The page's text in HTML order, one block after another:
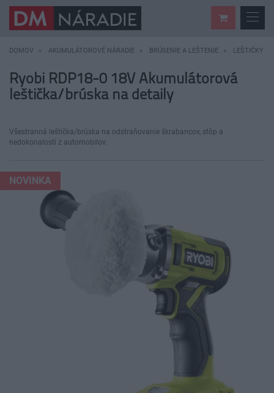
DOMOV AKUMULÁTOROVÉ NÁRADIE BRÚSENIE A LEŠTENIE LEŠTIČKY
Ryobi RDP18-0 18V Akumulátorová
leštička/brúska na detaily
Všestranná leštička/brúska na odstraňovanie škrabancov, stôp a
nedokonalostí z automobilov.
NOVINKA